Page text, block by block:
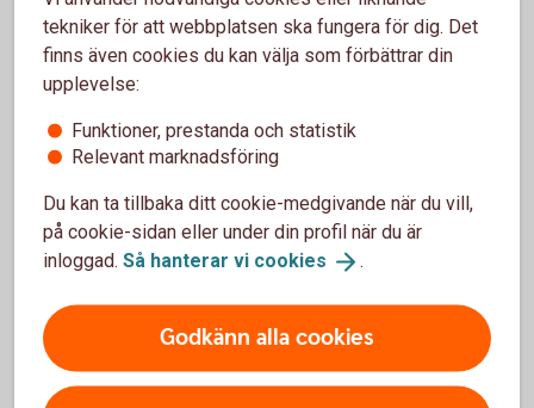
Du kan ändra återbetalningsskydd genom att logga in hos
din valcentral, logga in i försäkringsportalen Mina
Försäkringar eller använda en blankett, beroende på vilket
avtal du har. Vi har samlat alla länkar och blanketter nedan.
Ändring av återbetalningsskydd
Mer information
tekniker för att webbplatsen ska fungera för dig. Det
finns även cookies du kan välja som förbättrar din
upplevelse:
Funktioner, prestanda och statistik
Relevant marknadsföring
Du kan ta tillbaka ditt cookie-medgivande när du vill,
på cookie-sidan eller under din profil när du är
inloggad. Så hanterar vi cookies .
Godkänn alla cookies